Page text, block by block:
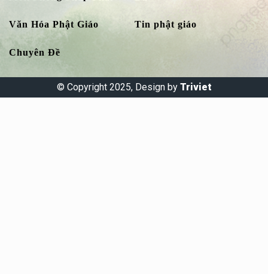
Văn Hóa Phật Giáo
Chuyên Đề
Tin phật giáo
© Copyright 2025, Design by Triviet